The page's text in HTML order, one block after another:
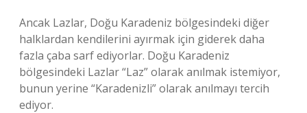
Ancak Lazlar, Doğu Karadeniz bölgesindeki diğer
halklardan kendilerini ayırmak için giderek daha
fazla çaba sarf ediyorlar. Doğu Karadeniz
bölgesindeki Lazlar “Laz” olarak anılmak istemiyor,
bunun yerine “Karadenizli” olarak anılmayı tercih
ediyor.